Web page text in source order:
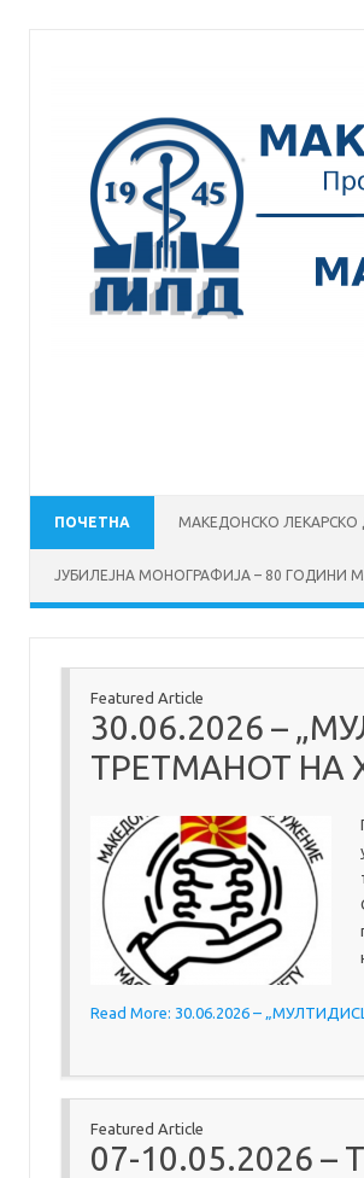
ПОЧЕТНА МАКЕДОНСКО ЛЕКАРСКО
ЈУБИЛЕЈНА МОНОГРАФИЈА – 80 ГОДИНИ
Featured Article
30.06.2026 –
ТРЕТМАНОТ НА
Read More: 30.06.2026 –
Featured Article
07-10.05.2026 –